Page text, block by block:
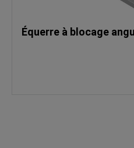
Équerre à blocage